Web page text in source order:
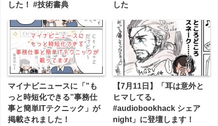
した！ #技術書典
した
マイナビニュースに「”も
っと時短化できる”事務仕
事と簡単ITテクニック」が
掲載されました！
【7月11日】「耳は意外と
ヒマしてる。
#audiobookhack シェア
night」に登壇します！